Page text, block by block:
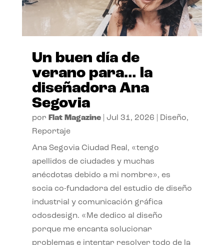
Un buen día de
verano para… la
diseñadora Ana
Segovia
por Flat Magazine| Jul 31, 2026 Diseño,
Reportaje
Ana Segovia Ciudad Real, «tengo
apellidos de ciudades y muchas
anécdotas debido a mi nombre», es
socia co-fundadora del estudio de diseño
industrial y comunicación gráfica
odosdesign. «Me dedico al diseño
porque me encanta solucionar
problemas e intentar resolver todo de la